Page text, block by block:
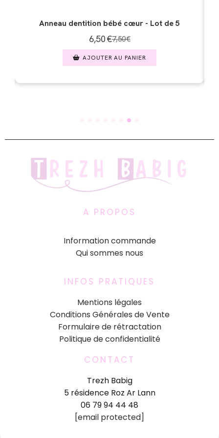
Anneau dentition bébé triangle - Lot de 5
6,50€7,50€
ARTICLE HORS STOCK
A PROPOS
Information commande
Qui sommes nous
INFOS PRATIQUES
Mentions légales
Conditions Générales de Vente
Formulaire de rétractation
Politique de confidentialité
CONTACT
Trezh Babig
5 résidence Roz Ar Lann
06 79 94 44 48
[email protected]